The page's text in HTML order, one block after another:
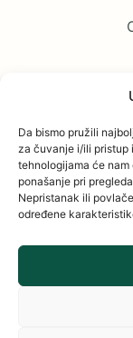
Da bismo pružili
za čuvanje i/ili pristup
tehnologijama će
ponašanje pri
Nepristanak ili
određene